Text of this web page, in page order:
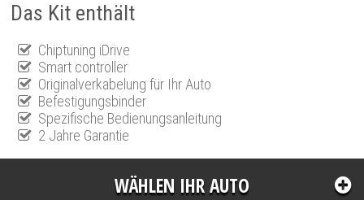
Das Kit enthält
Chiptuning iDrive
Smart controller
Originalverkabelung für Ihr Auto
Befestigungsbinder
Spezifische Bedienungsanleitung
2 Jahre Garantie
WÄHLEN IHR AUTO